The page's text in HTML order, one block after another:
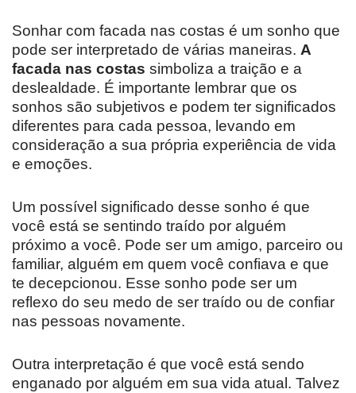
Sonhar com facada nas costas é um sonho que
pode ser interpretado de várias maneiras. A
facada nas costas simboliza a traição e a
deslealdade. É importante lembrar que os
sonhos são subjetivos e podem ter significados
diferentes para cada pessoa, levando em
consideração a sua própria experiência de vida
e emoções.
Um possível significado desse sonho é que
você está se sentindo traído por alguém
próximo a você. Pode ser um amigo, parceiro ou
familiar, alguém em quem você confiava e que
te decepcionou. Esse sonho pode ser um
reflexo do seu medo de ser traído ou de confiar
nas pessoas novamente.
Outra interpretação é que você está sendo
enganado por alguém em sua vida atual. Talvez